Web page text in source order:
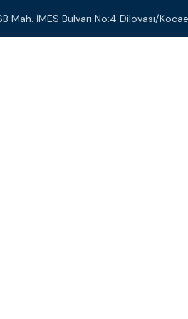
Mah. İMES Bulvarı No:4 Dilovası/